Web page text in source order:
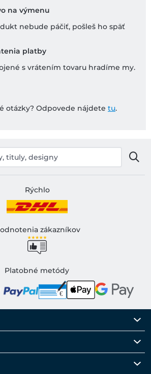
na výmenu
nebude páčiť, pošleš ho späť
platby
s vrátením tovaru hradíme my.
otázky? Odpovede nájdete tu.
Rýchlo
zákazníkov
Platobné metódy